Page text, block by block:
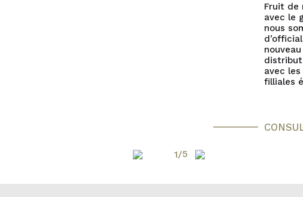
Fruit de
avec le
nous
avec
filliales